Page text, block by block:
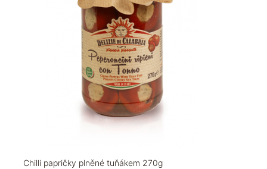
Chilli papričky plněné tuňákem 270g